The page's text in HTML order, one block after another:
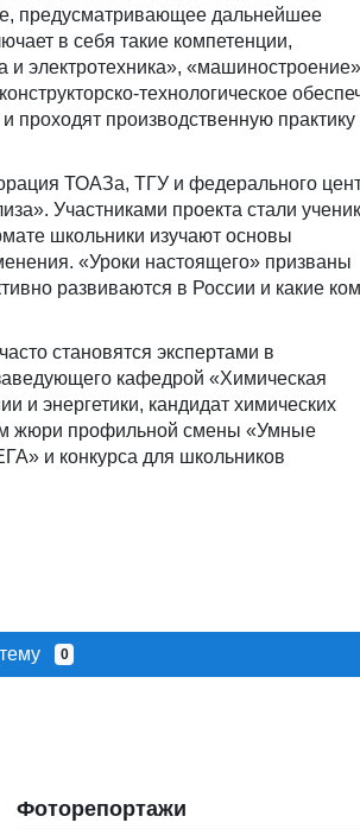
предусматривающее дальнейшее
в себя такие компетенции,
и электротехника»,
технологическое
проходят производственную практику
ТОАЗа, ТГУ и федерального
Участниками проекта стали
школьники изучают основы
«Уроки настоящего» призваны
развиваются в России и какие
становятся экспертами в
кафедрой «Химическая
и энергетики, кандидат химических
жюри профильной смены «Умные
и конкурса для школьников
0
Фоторепортажи